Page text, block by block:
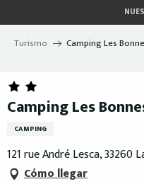
au
contenu
Turismo Camping Les
Camping Les
CAMPING
121 rue André Lesca, 33260
Cómo llegar